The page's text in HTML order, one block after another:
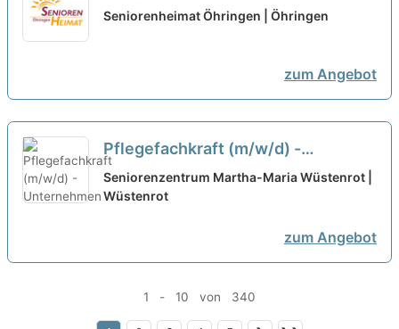
50%-100% - Verstärken Sie unser
Seniorenheimat Öhringen | Öhringen
zum Angebot
Pflegefachkraft (m/w/d) -
Unternehmen "Menschlichkeit" neu
Seniorenzentrum Martha-Maria Wüstenrot |
Wüstenrot
zum Angebot
1 - 10 von 340